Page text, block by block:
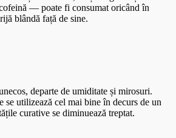
— poate fi consumat oricând în
blândă față de sine.
departe de umiditate și mirosuri.
se utilizează cel mai bine în decurs de un
curative se diminuează treptat.